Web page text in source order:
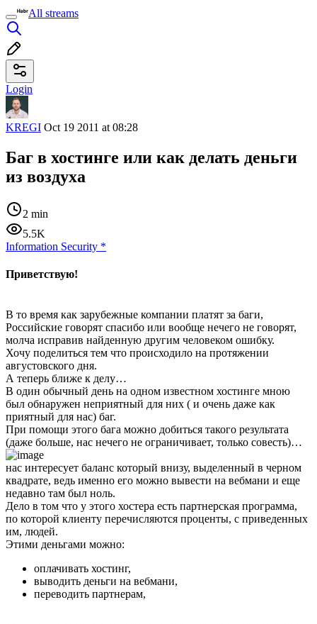
All streams
Login
KREGI Oct 19 2011 at 08:28
Баг в хостинге или как делать деньги
из воздуха
2 min
5.5K
Information Security *
Приветствую!
В то время как зарубежные компании платят за баги,
Российские говорят спасибо или вообще нечего не говорят,
молча исправив найденную другим человеком ошибку.
Хочу поделиться тем что происходило на протяжении
августовского дня.
А теперь ближе к делу…
В один обычный день на одном известном хостинге мною
был обнаружен неприятный для них ( и очень даже как
приятный для нас) баг.
При помощи этого бага можно добиться такого результата
(даже больше, нас нечего не ограничивает, только совесть)…
нас интересует баланс который внизу, выделенный в черном
квадрате, ведь именно его можно вывести на вебмани и еще
недавно там был ноль.
Дело в том что у этого хостера есть партнерская программа,
по которой клиенту перечисляются проценты, с приведенных
им, людей.
Этими деньгами можно:
оплачивать хостинг,
выводить деньги на вебмани,
переводить партнерам,